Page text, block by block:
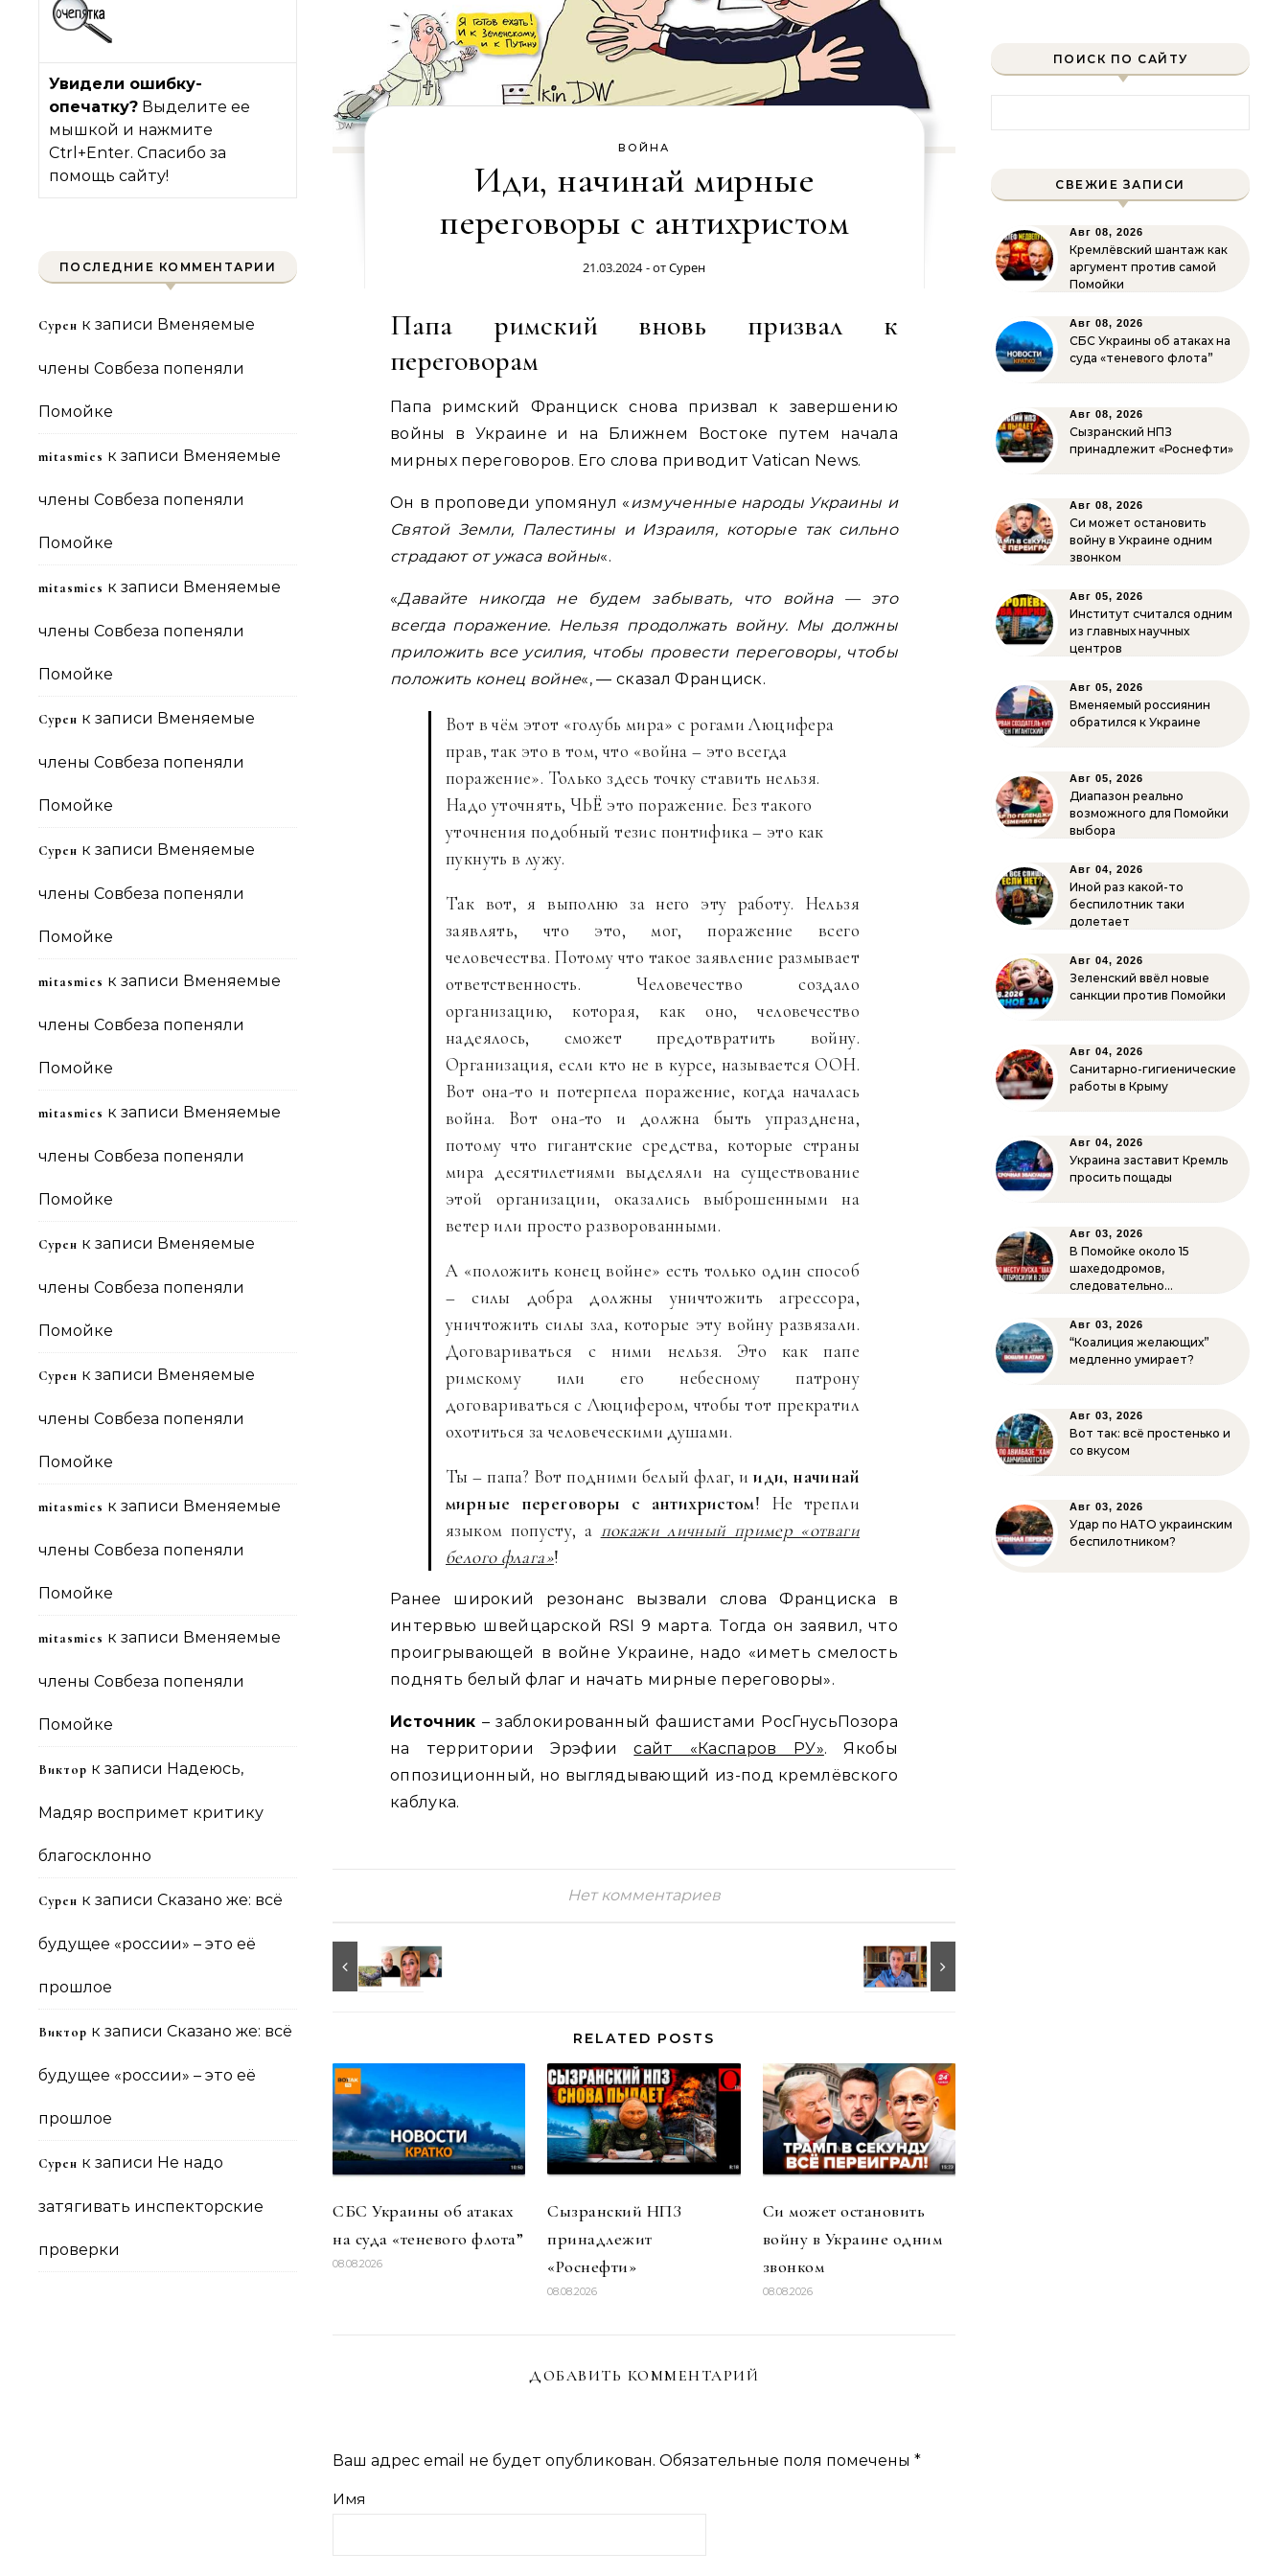
Увидели ошибку-
опечатку? Выделите ее
мышкой и нажмите
Ctrl+Enter. Спасибо за
помощь сайту!
ПОСЛЕДНИЕ КОММЕНТАРИИ
Сурен к записи Вменяемые
члены Совбеза попеняли
Помойке
mitasmies к записи Вменяемые
члены Совбеза попеняли
Помойке
mitasmies к записи Вменяемые
члены Совбеза попеняли
Помойке
Сурен к записи Вменяемые
члены Совбеза попеняли
Помойке
Сурен к записи Вменяемые
члены Совбеза попеняли
Помойке
mitasmies к записи Вменяемые
члены Совбеза попеняли
Помойке
mitasmies к записи Вменяемые
члены Совбеза попеняли
Помойке
Сурен к записи Вменяемые
члены Совбеза попеняли
Помойке
Сурен к записи Вменяемые
члены Совбеза попеняли
Помойке
mitasmies к записи Вменяемые
члены Совбеза попеняли
Помойке
mitasmies к записи Вменяемые
члены Совбеза попеняли
Помойке
Виктор к записи Надеюсь,
Мадяр воспримет критику
благосклонно
Сурен к записи Сказано же: всё
будущее «россии» – это её
прошлое
Виктор к записи Сказано же: всё
будущее «россии» – это её
прошлое
Сурен к записи Не надо
затягивать инспекторские
проверки
ВОЙНА
Иди, начинай мирные
переговоры с антихристом
21.03.2024 - отСурен
Папа римский вновь призвал к
переговорам
Папа римский Франциск снова призвал к завершению
войны в Украине и на Ближнем Востоке путем начала
мирных переговоров. Его слова приводит Vatican News.
Он в проповеди упомянул «измученные народы Украины и
Святой Земли, Палестины и Израиля, которые так сильно
страдают от ужаса войны«.
«Давайте никогда не будем забывать, что война — это
всегда поражение. Нельзя продолжать войну. Мы должны
приложить все усилия, чтобы провести переговоры, чтобы
положить конец войне«, — сказал Франциск.
Вот в чём этот «голубь мира» с рогами Люцифера
прав, так это в том, что «война – это всегда
поражение». Только здесь точку ставить нельзя.
Надо уточнять, ЧЬЁ это поражение. Без такого
уточнения подобный тезис понтифика – это как
пукнуть в лужу.
Так вот, я выполню за него эту работу. Нельзя
заявлять, что это, мог, поражение всего
человечества. Потому что такое заявление размывает
ответственность. Человечество создало
организацию, которая, как оно, человечество
надеялось, сможет предотвратить войну.
Организация, если кто не в курсе, называется ООН.
Вот она-то и потерпела поражение, когда началась
война. Вот она-то и должна быть упразднена,
потому что гигантские средства, которые страны
мира десятилетиями выделяли на существование
этой организации, оказались выброшенными на
ветер или просто разворованными.
А «положить конец войне» есть только один способ
– силы добра должны уничтожить агрессора,
уничтожить силы зла, которые эту войну развязали.
Договариваться с ними нельзя. Это как папе
римскому или его небесному патрону
договариваться с Люцифером, чтобы тот прекратил
охотиться за человеческими душами.
Ты – папа? Вот подними белый флаг, ииди, начинай
мирные переговоры с антихристом! Не трепли
языком попусту, а покажи личный пример «отваги
белого флага»!
Ранее широкий резонанс вызвали слова Франциска в
интервью швейцарской RSI 9 марта. Тогда он заявил, что
проигрывающей в войне Украине, надо «иметь смелость
поднять белый флаг и начать мирные переговоры».
Источник– заблокированный фашистами РосГнусьПозора
на территории Эрэфиисайт «Каспаров РУ». Якобы
оппозиционный, но выглядывающий из-под кремлёвского
каблука.
Нет комментариев
RELATED POSTS
СБС Украины об атаках
на суда «теневого флота”
08.08.2026
Сызранский НПЗ
принадлежит
«Роснефти»
08.08.2026
Си может остановить
войну в Украине одним
звонком
08.08.2026
ДОБАВИТЬ КОММЕНТАРИЙ
Ваш адрес email не будет опубликован. Обязательные поля помечены *
Имя
ПОИСК ПО САЙТУ
СВЕЖИЕ ЗАПИСИ
Авг 08, 2026
Кремлёвский шантаж как
аргумент против самой
Помойки
Авг 08, 2026
СБС Украины об атаках на
суда «теневого флота”
Авг 08, 2026
Сызранский НПЗ
принадлежит «Роснефти»
Авг 08, 2026
Си может остановить
войну в Украине одним
звонком
Авг 05, 2026
Институт считался одним
из главных научных
центров
Авг 05, 2026
Вменяемый россиянин
обратился к Украине
Авг 05, 2026
Диапазон реально
возможного для Помойки
выбора
Авг 04, 2026
Иной раз какой-то
беспилотник таки
долетает
Авг 04, 2026
Зеленский ввёл новые
санкции против Помойки
Авг 04, 2026
Санитарно-гигиенические
работы в Крыму
Авг 04, 2026
Украина заставит Кремль
просить пощады
Авг 03, 2026
В Помойке около 15
шахедодромов,
следовательно…
Авг 03, 2026
“Коалиция желающих”
медленно умирает?
Авг 03, 2026
Вот так: всё простенько и
со вкусом
Авг 03, 2026
Удар по НАТО украинским
беспилотником?